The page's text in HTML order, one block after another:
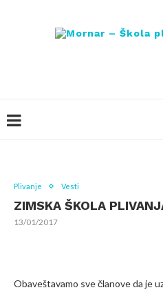
Plivanje Vesti
ZIMSKA ŠKOLA
13/01/2017
Obaveštavamo sve članove da je